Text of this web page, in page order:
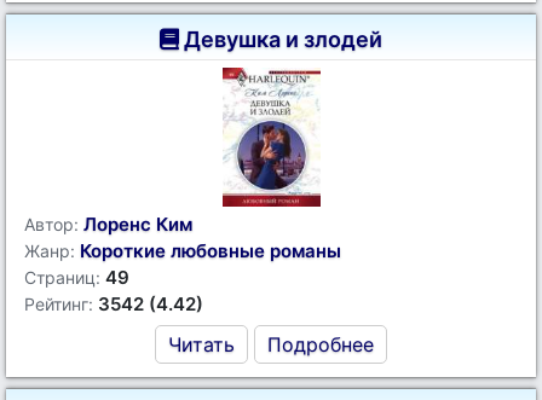
Девушка и злодей
Автор: Лоренс Ким
Жанр: Короткие любовные романы
Страниц: 49
Рейтинг: 3542 (4.42)
Читать Подробнее